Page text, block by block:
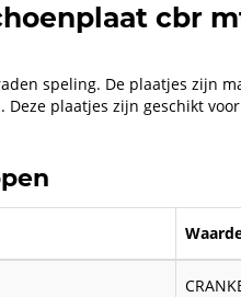
cbr
speling. De plaatjes zijn
plaatjes zijn geschikt